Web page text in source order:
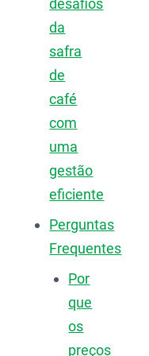
desafios
da
safra
de
café
com
uma
gestão
eficiente
Perguntas
Frequentes
Por
que
os
preços